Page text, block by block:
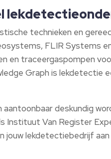
technieken en
FLIR Systems
en traceergaspompen
Graph is lekdetectie
deskundig
Instituut Van Register
lekdetectiebedrijf